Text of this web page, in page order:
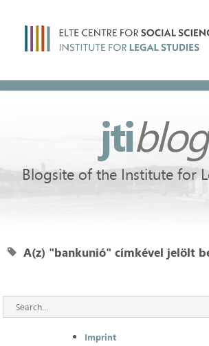
jtiblog
Blogsite of the Institute for
A(z) "bankunió" címkével jelölt
Imprint